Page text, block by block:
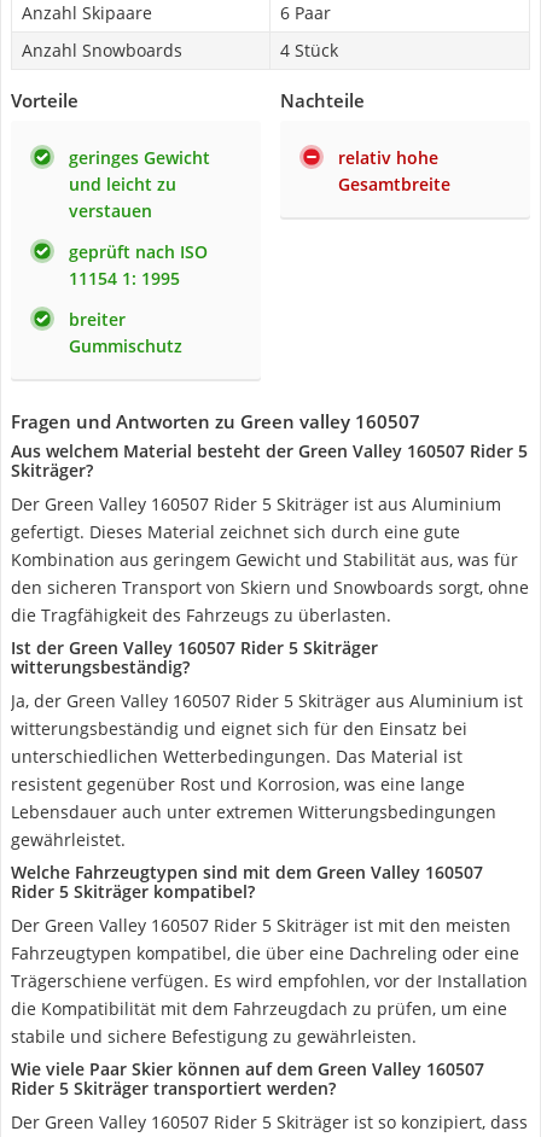
Anzahl Skipaare
6 Paar
Anzahl Snowboards
4 Stück
Vorteile
geringes Gewicht
und leicht zu
verstauen
geprüft nach ISO
11154 1: 1995
breiter
Gummischutz
Nachteile
relativ hohe
Gesamtbreite
Fragen und Antworten zu Green valley 160507
Aus welchem Material besteht der Green Valley 160507 Rider 5
Skiträger?
Der Green Valley 160507 Rider 5 Skiträger ist aus Aluminium
gefertigt. Dieses Material zeichnet sich durch eine gute
Kombination aus geringem Gewicht und Stabilität aus, was für
den sicheren Transport von Skiern und Snowboards sorgt, ohne
die Tragfähigkeit des Fahrzeugs zu überlasten.
Ist der Green Valley 160507 Rider 5 Skiträger
witterungsbeständig?
Ja, der Green Valley 160507 Rider 5 Skiträger aus Aluminium ist
witterungsbeständig und eignet sich für den Einsatz bei
unterschiedlichen Wetterbedingungen. Das Material ist
resistent gegenüber Rost und Korrosion, was eine lange
Lebensdauer auch unter extremen Witterungsbedingungen
gewährleistet.
Welche Fahrzeugtypen sind mit dem Green Valley 160507
Rider 5 Skiträger kompatibel?
Der Green Valley 160507 Rider 5 Skiträger ist mit den meisten
Fahrzeugtypen kompatibel, die über eine Dachreling oder eine
Trägerschiene verfügen. Es wird empfohlen, vor der Installation
die Kompatibilität mit dem Fahrzeugdach zu prüfen, um eine
stabile und sichere Befestigung zu gewährleisten.
Wie viele Paar Skier können auf dem Green Valley 160507
Rider 5 Skiträger transportiert werden?
Der Green Valley 160507 Rider 5 Skiträger ist so konzipiert, dass